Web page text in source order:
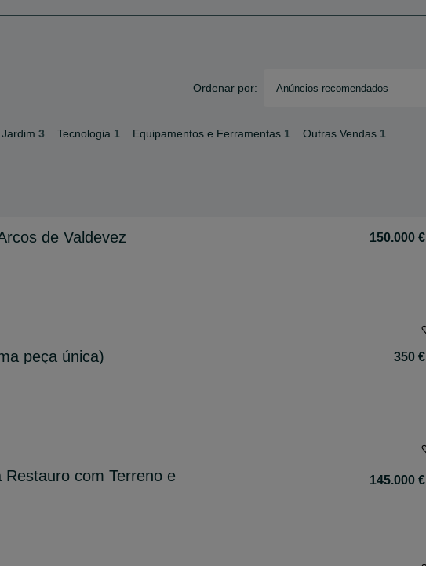
Ordenar por: Anúncios recomendados
3 Tecnologia 1 Equipamentos e Ferramentas 1 Outras Vendas 1
de Valdevez 150.000 €
peça única)
350 €
com Terreno e
145.000 €